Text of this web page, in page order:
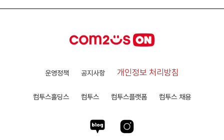
운영정책 공지사항 개인정보 처리방침
컴투스홀딩스 컴투스 컴투스플랫폼 컴투스 채용